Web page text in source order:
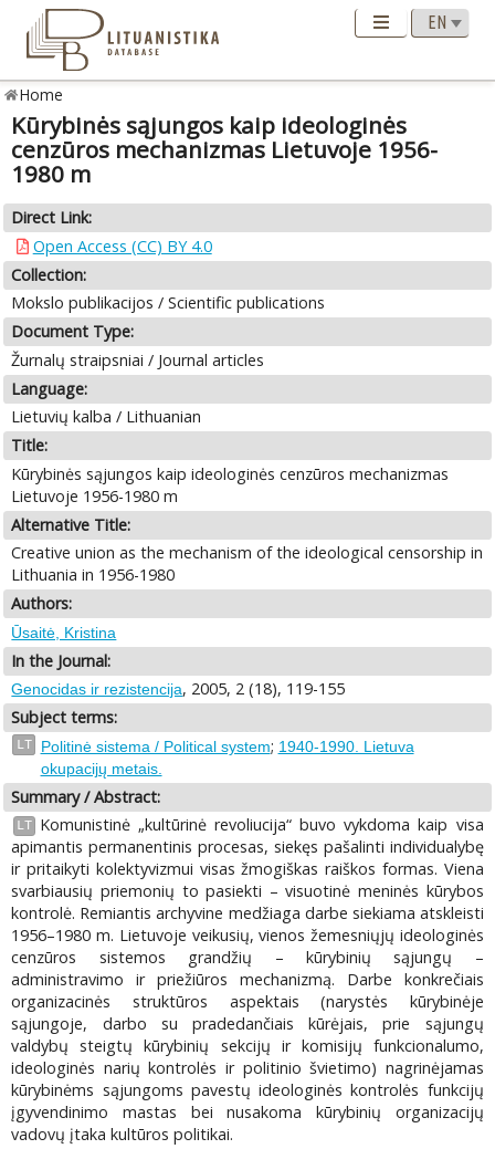
Home
Kūrybinės sąjungos kaip ideologinės
cenzūros mechanizmas Lietuvoje 1956-
1980 m
Direct Link:
Open Access (CC) BY 4.0
Collection:
Mokslo publikacijos / Scientific publications
Document Type:
Žurnalų straipsniai / Journal articles
Language:
Lietuvių kalba / Lithuanian
Title:
Kūrybinės sąjungos kaip ideologinės cenzūros mechanizmas
Lietuvoje 1956-1980 m
Alternative Title:
Creative union as the mechanism of the ideological censorship in
Lithuania in 1956-1980
Authors:
Ūsaitė, Kristina
In the Journal:
Genocidas ir rezistencija, 2005, 2 (18), 119-155
Subject terms:
LT Politinė sistema / Political system; 1940-1990. Lietuva
okupacijų metais.
Summary / Abstract:
LT
Komunistinė „kultūrinė revoliucija“ buvo vykdoma kaip visa
apimantis permanentinis procesas, siekęs pašalinti individualybę
ir pritaikyti kolektyvizmui visas žmogiškas raiškos formas. Viena
svarbiausių priemonių to pasiekti – visuotinė meninės kūrybos
kontrolė. Remiantis archyvine medžiaga darbe siekiama atskleisti
1956–1980 m. Lietuvoje veikusių, vienos žemesniųjų ideologinės
cenzūros sistemos grandžių – kūrybinių sąjungų –
administravimo ir priežiūros mechanizmą. Darbe konkrečiais
organizacinės struktūros aspektais (narystės kūrybinėje
sąjungoje, darbo su pradedančiais kūrėjais, prie sąjungų
valdybų steigtų kūrybinių sekcijų ir komisijų funkcionalumo,
ideologinės narių kontrolės ir politinio švietimo) nagrinėjamas
kūrybinėms sąjungoms pavestų ideologinės kontrolės funkcijų
įgyvendinimo mastas bei nusakoma kūrybinių organizacijų
vadovų įtaka kultūros politikai.